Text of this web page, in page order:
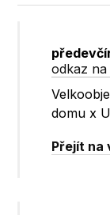
odkaz
domu x
Přejít na